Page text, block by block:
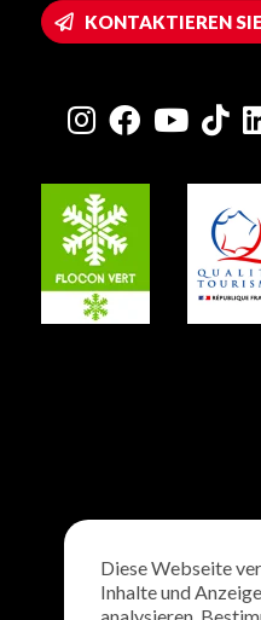
KONTAKTIEREN
Diese Webseite
Inhalte und